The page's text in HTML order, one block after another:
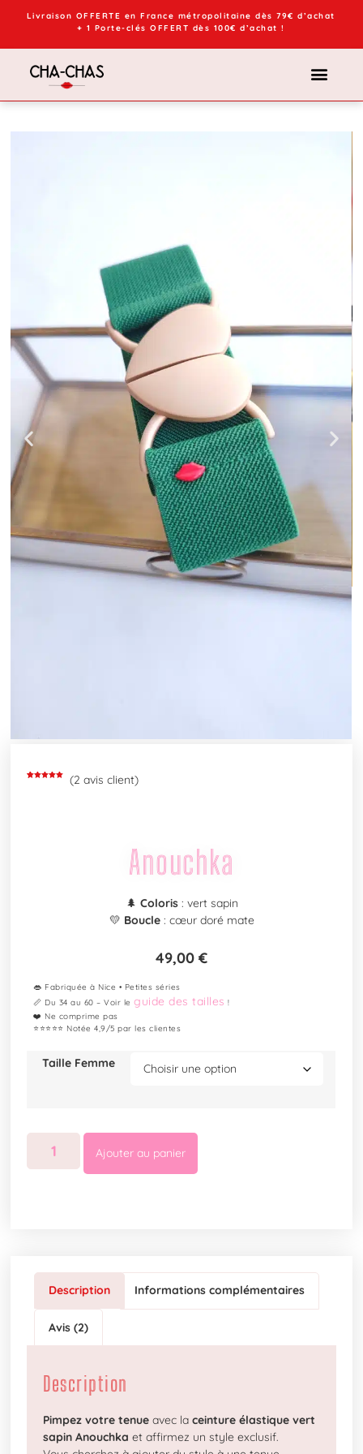
Livraison OFFERTE en France métropolitaine dès 79€ d’achat
+ 1 Porte-clés OFFERT dès 100€ d’achat !
(2 avis client)
Anouchka
🌲 Coloris: vert sapin
💛 Boucle: cœur doré mate
49,00 €
👄 Fabriquée à Nice • Petites séries
📏 Du 34 au 60 – Voir leguide des tailles !
❤️ Ne comprime pas
⭐⭐⭐⭐⭐ Notée 4,9/5 par les clientes
Taille Femme
Ajouter au panier
Description Informations complémentaires
Avis (2)
Description
Pimpez votre tenue avec laceinture élastique vert
sapin Anouchkaet affirmez un style exclusif.